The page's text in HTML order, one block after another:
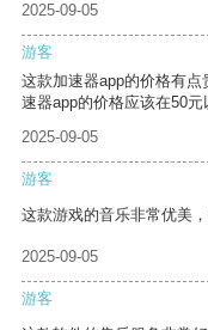
2025-09-05
游客
这款加速器app的价格有
速器app的价格应该在50元
2025-09-05
游客
这款游戏的音乐非常优美
2025-09-05
游客